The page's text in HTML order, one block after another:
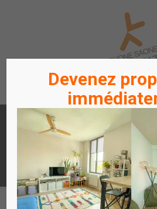
ACHETER
UN APPARTEMENT
ACCÈS
LOCATAIRES / PROPRIÉTAIRES
Devenez